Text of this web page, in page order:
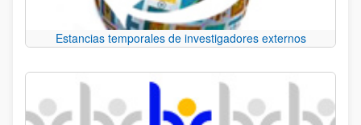
Estancias temporales de investigadores externos